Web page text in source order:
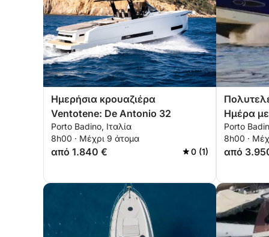
Ημερήσια κρουαζιέρα
Ventotene: De Antonio 32
Porto Badino, Ιταλία
8h00 · Μέχρι 9 άτομα
από 1.840 € 0 (1)
Ημέρα
Porto
8h00 ·
από